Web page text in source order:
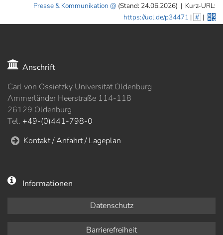
Presse & Kommunikation (Stand: 24.06.2026) | Kurz-URL:
https://uol.de/p34471 | # |
Anschrift
Carl von Ossietzky Universität Oldenburg
Ammerländer Heerstraße 114-118
26129 Oldenburg
Tel. +49-(0)441-798-0
Kontakt / Anfahrt / Lageplan
Informationen
Datenschutz
Barrierefreiheit